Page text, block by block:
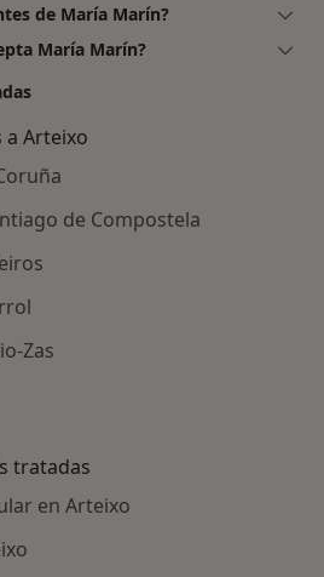
de María Marín?
María Marín?
a Arteixo
de Compostela
Zas
tratadas
en Arteixo